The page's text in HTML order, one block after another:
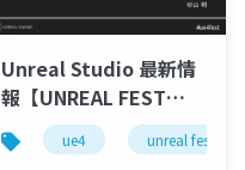
ue-optimize ue-bp
Unreal Studio 最新情
報【UNREAL FEST
EAST 2018】
ue4 unreal fest